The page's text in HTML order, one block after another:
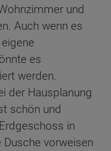
und
Auch wenn es
es
werden.
der Hausplanung
schön und
in
vorweisen